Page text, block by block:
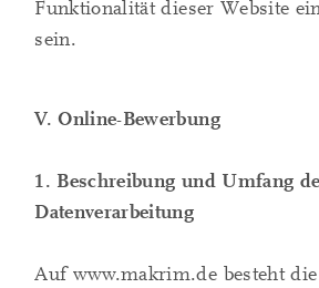
Funktionalität dieser Website
sein.
V. Online-Bewerbung
1. Beschreibung und Umfang
Datenverarbeitung
Auf www.makrim.de besteht